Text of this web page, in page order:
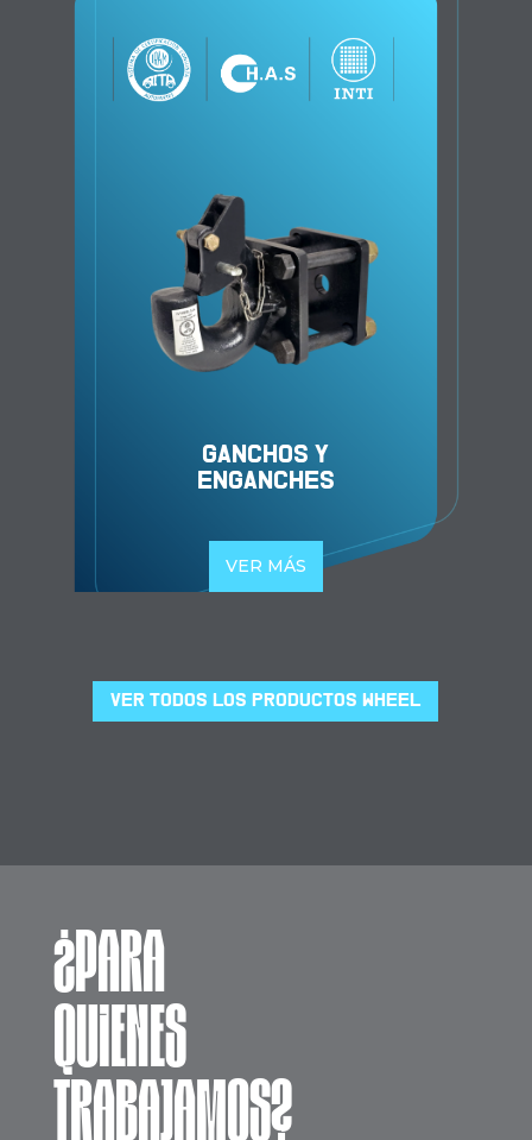
GANCHOS Y
ENGANCHES
VER MÁS
VER TODOS LOS PRODUCTOS WHEEL
¿PARA
QUIENES
TRABAJAMOS?